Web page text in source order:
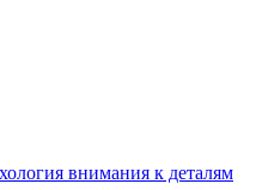
внимания к деталям